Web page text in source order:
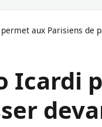
aux Parisiens de
Icardi